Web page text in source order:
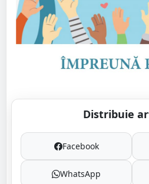
Distribuie
Facebook
WhatsApp